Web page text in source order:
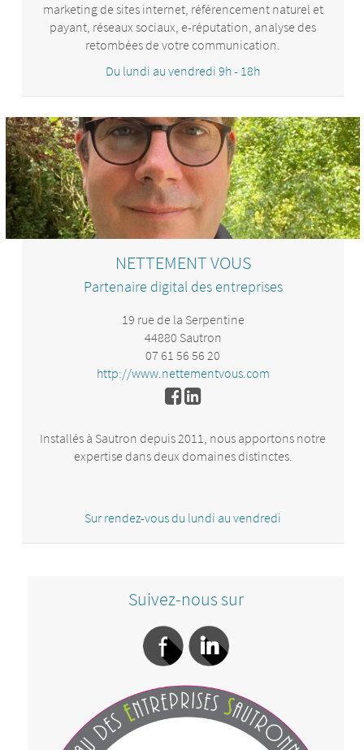
marketing de sites internet, référencement naturel et
payant, réseaux sociaux, e-réputation, analyse des
retombées de votre communication.
Du lundi au vendredi 9h - 18h
NETTEMENT VOUS
Partenaire digital des entreprises
19 rue de la Serpentine
44880 Sautron
07 61 56 56 20
http://www.nettementvous.com
Installés à Sautron depuis 2011, nous apportons notre
expertise dans deux domaines distinctes.
Conseil et expertises aux
d'architecture
d'entreprise (EA) et de
gestion des processus
de plus de 20 ans, nous
vous accompagnons
dans l'utilisation de la
Dans le cadre de cette
activité nous
Sur rendez-vous du lundi au vendredi
Suivez-nous sur